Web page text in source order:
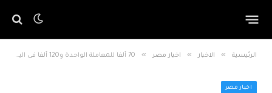
الرئيسية » الاخبار » اخبار مصر » 70 ألفاً للمعاملة الواحدة و120 ألفاً فى اليوم – النيل 24
اخبار مصر